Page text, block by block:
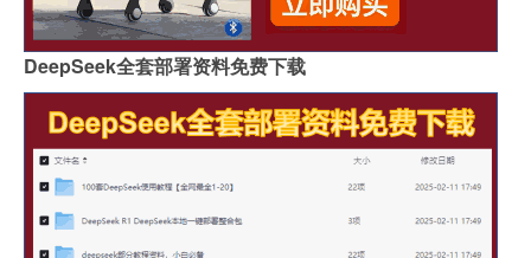
DeepSeek全套部署资料免费下载